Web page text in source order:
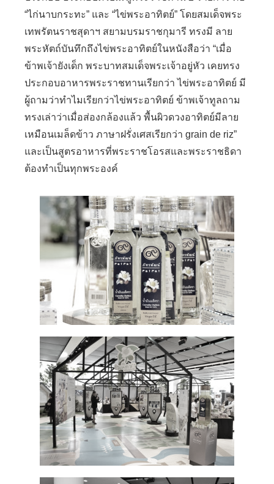
“ไก่นาบกระทะ” และ “ไข่พระอาทิตย์” โดยสมเด็จพระ
เทพรัตนราชสุดาฯ สยามบรมราชกุมารี ทรงมี ลาย
พระหัตถ์บันทึกถึงไข่พระอาทิตย์ในหนังสือว่า “เมื่อ
ข้าพเจ้ายังเด็ก พระบาทสมเด็จพระเจ้าอยู่หัว เคยทรง
ประกอบอาหารพระราชทานเรียกว่า ไข่พระอาทิตย์ มี
ผู้ถามว่าทำไมเรียกว่าไข่พระอาทิตย์ ข้าพเจ้าทูลถาม
ทรงเล่าว่าเมื่อส่องกล้องแล้ว พื้นผิวดวงอาทิตย์มีลาย
เหมือนเมล็ดข้าว ภาษาฝรั่งเศสเรียกว่า grain de riz”
และเป็นสูตรอาหารที่พระราชโอรสและพระราชธิดา
ต้องทำเป็นทุกพระองค์